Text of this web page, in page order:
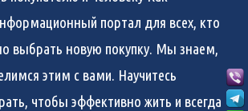
портал для всех, кто
выбрать новую покупку. Мы знаем,
этим с вами. Научитесь
чтобы эффективно жить и всегда